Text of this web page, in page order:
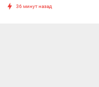
36 минут назад